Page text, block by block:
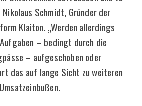
Schmidt, Gründer der
Klaiton. „Werden allerdings
– bedingt durch die
– aufgeschoben oder
das auf lange Sicht zu weiteren
Umsatzeinbußen.